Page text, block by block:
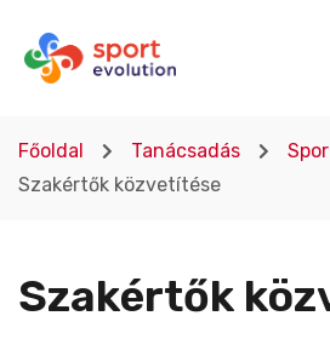
Főoldal Tanácsadás
Szakértők közvetítése
Szakértők